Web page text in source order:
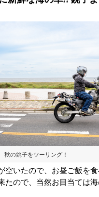
秋の銚子をツーリング！
空いたので、お昼ご飯を食
たので、当然お目当ては